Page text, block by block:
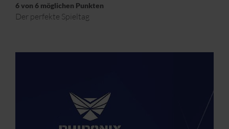
6 von 6 möglichen Punkten
Der perfekte Spieltag